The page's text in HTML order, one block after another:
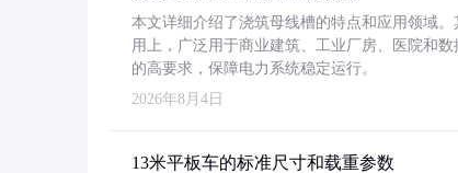
本文详细介绍了浇筑母线槽的特点和应用领域
用上，广泛用于商业建筑、工业厂房、医院和
的高要求，保障电力系统稳定运行。
2026年8月4日
13米平板车的标准尺寸和载重参数